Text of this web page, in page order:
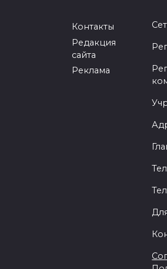
Контакты
Редакция
сайта
Реклама